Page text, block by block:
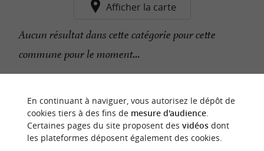
Afficher la carte
Aucun résultat dans cette catégorie pour cette
commune pour le moment...
n
o
t
r
e
c
o
u
p
d
e
c
o
e
u
r
En continuant à naviguer, vous autorisez le dépôt de
cookies tiers à des fins de mesure d'audience.
Certaines pages du site proposent des vidéosdont
les plateformes déposent également des cookies.